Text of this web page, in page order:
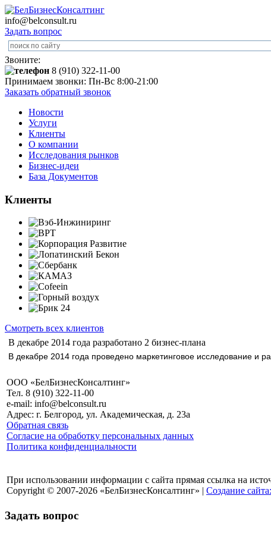
info@belconsult.ru
Задать вопрос
Звоните:
8 (910) 322-11-00
Принимаем звонки: Пн-Вс 8:00-21:00
Заказать обратный звонок
Новости
Услуги
Клиенты
О компании
Исследования рынков
Бизнес-идеи
База Документов
Клиенты
Смотреть всех клиентов
В декабре 2014 года разработано 2 бизнес-плана
В декабре 2014 года проведено маркетинговое исследование и
ООО «БелБизнесКонсалтинг»
Тел. 8 (910) 322-11-00
e-mail: info@belconsult.ru
Адрес: г. Белгород, ул. Академическая, д. 23а
Обратная связь
Согласие на обработку персональных данных
Политика конфиденциальности
При использовании информации с сайта прямая ссылка на
Copyright © 2007-2026 «БелБизнесКонсалтинг» | Создание
Задать вопрос